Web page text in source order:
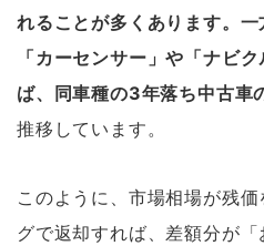
れることが多くあります。
「カーセンサー」や「ナビ
ば、同車種の3年落ち中古車
推移しています。
このように、市場相場が残
グで返却すれば、差額分が